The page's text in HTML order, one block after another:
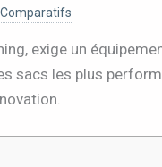
exige un
sacs les plus